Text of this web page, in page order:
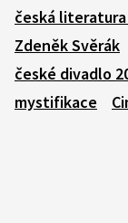
česká
Zdeněk Svěrák
české divadlo
mystifikace